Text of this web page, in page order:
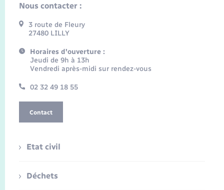
Nous contacter :
3 route de Fleury
27480 LILLY
Horaires d'ouverture :
Jeudi de 9h à 13h
Vendredi après-midi sur rendez-vous
02 32 49 18 55
Contact
Etat civil
Déchets